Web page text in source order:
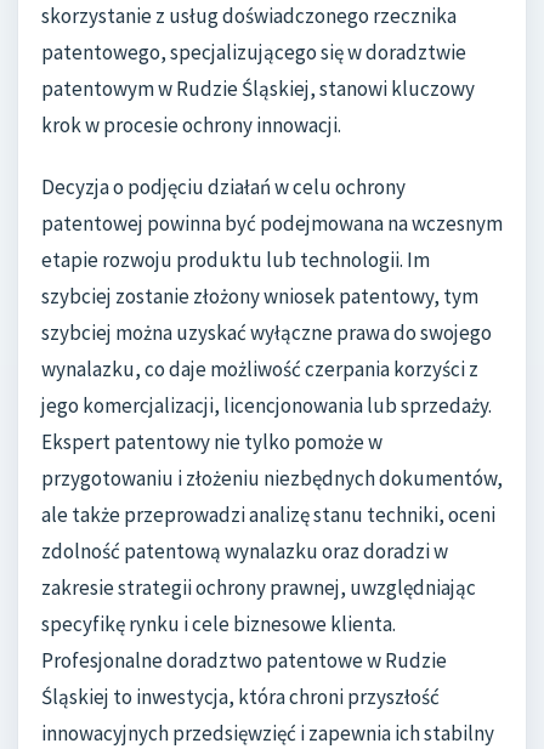
skorzystanie z usług doświadczonego rzecznika
patentowego, specjalizującego się w doradztwie
patentowym w Rudzie Śląskiej, stanowi kluczowy
krok w procesie ochrony innowacji.
Decyzja o podjęciu działań w celu ochrony
patentowej powinna być podejmowana na wczesnym
etapie rozwoju produktu lub technologii. Im
szybciej zostanie złożony wniosek patentowy, tym
szybciej można uzyskać wyłączne prawa do swojego
wynalazku, co daje możliwość czerpania korzyści z
jego komercjalizacji, licencjonowania lub sprzedaży.
Ekspert patentowy nie tylko pomoże w
przygotowaniu i złożeniu niezbędnych dokumentów,
ale także przeprowadzi analizę stanu techniki, oceni
zdolność patentową wynalazku oraz doradzi w
zakresie strategii ochrony prawnej, uwzględniając
specyfikę rynku i cele biznesowe klienta.
Profesjonalne doradztwo patentowe w Rudzie
Śląskiej to inwestycja, która chroni przyszłość
innowacyjnych przedsięwzięć i zapewnia ich stabilny